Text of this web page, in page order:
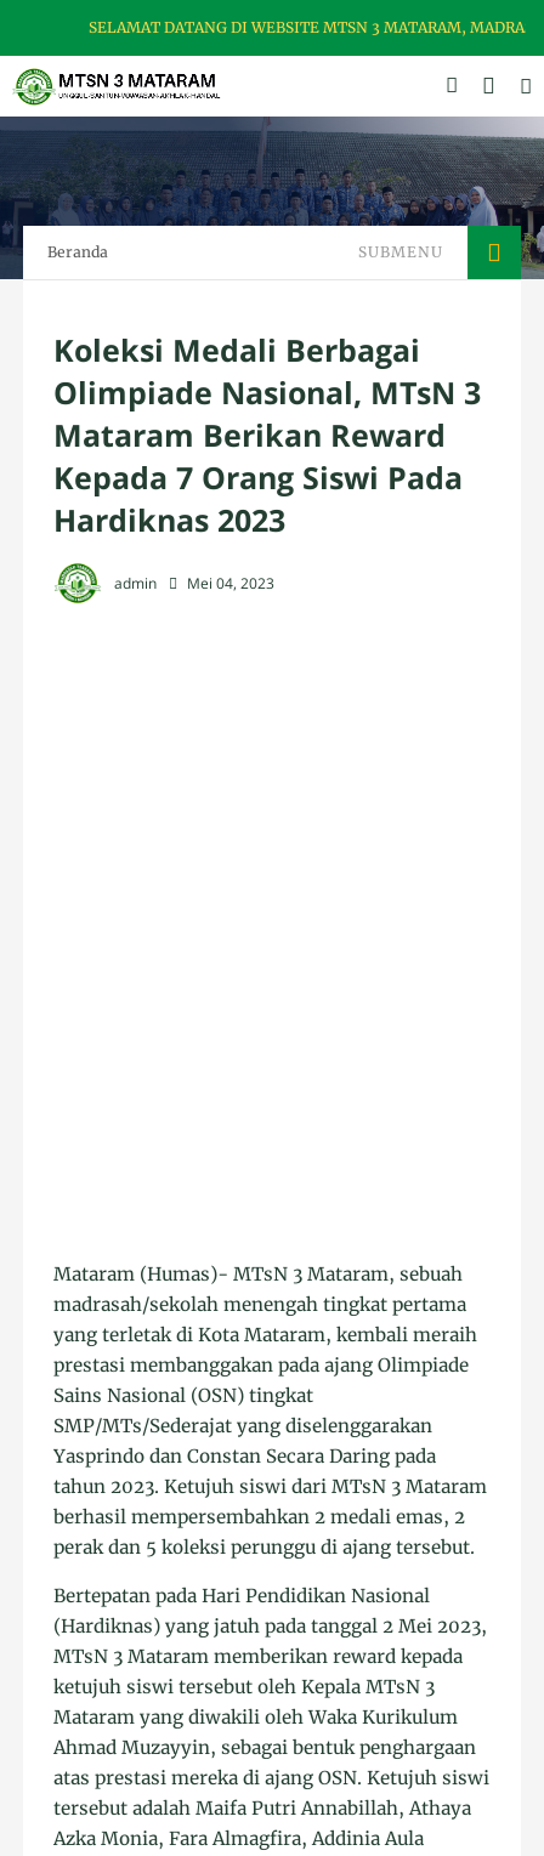
SELAMAT DATANG DI WEBSITE MTSN 3 MATARAM, MADRASAH
Beranda SUBMENU
Koleksi Medali Berbagai
Olimpiade Nasional, MTsN 3
Mataram Berikan Reward
Kepada 7 Orang Siswi Pada
Hardiknas 2023
admin Mei 04, 2023
Mataram (Humas)- MTsN 3 Mataram, sebuah
madrasah/sekolah menengah tingkat pertama
yang terletak di Kota Mataram, kembali meraih
prestasi membanggakan pada ajang Olimpiade
Sains Nasional (OSN) tingkat
SMP/MTs/Sederajat yang diselenggarakan
Yasprindo dan Constan Secara Daring pada
tahun 2023. Ketujuh siswi dari MTsN 3 Mataram
berhasil mempersembahkan 2 medali emas, 2
perak dan 5 koleksi perunggu di ajang tersebut.
Bertepatan pada Hari Pendidikan Nasional
(Hardiknas) yang jatuh pada tanggal 2 Mei 2023,
MTsN 3 Mataram memberikan reward kepada
ketujuh siswi tersebut oleh Kepala MTsN 3
Mataram yang diwakili oleh Waka Kurikulum
Ahmad Muzayyin, sebagai bentuk penghargaan
atas prestasi mereka di ajang OSN. Ketujuh siswi
tersebut adalah Maifa Putri Annabillah, Athaya
Azka Monia, Fara Almagfira, Addinia Aula